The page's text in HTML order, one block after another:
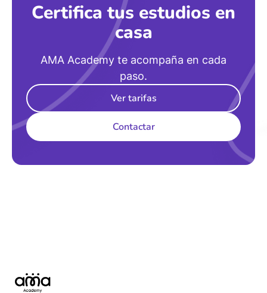
Certifica tus estudios en
casa
AMA Academy te acompaña en cada
paso.
Ver tarifas
Contactar